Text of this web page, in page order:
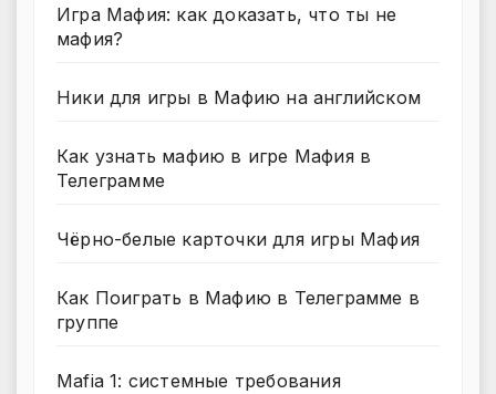
Игра Мафия: как доказать, что ты не
мафия?
Ники для игры в Мафию на английском
Как узнать мафию в игре Мафия в
Телеграмме
Чёрно-белые карточки для игры Мафия
Как Поиграть в Мафию в Телеграмме в
группе
Mafia 1: системные требования